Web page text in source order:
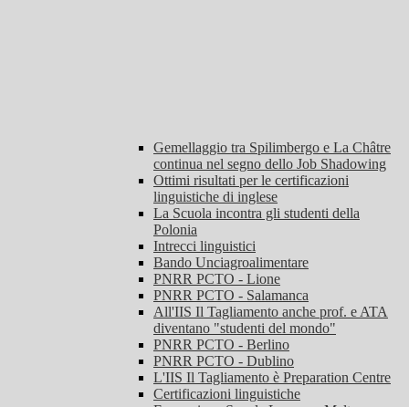
Gemellaggio tra Spilimbergo e La Châtre
continua nel segno dello Job Shadowing
Ottimi risultati per le certificazioni
linguistiche di inglese
La Scuola incontra gli studenti della
Polonia
Intrecci linguistici
Bando Unciagroalimentare
PNRR PCTO - Lione
PNRR PCTO - Salamanca
All'IIS Il Tagliamento anche prof. e ATA
diventano "studenti del mondo"
PNRR PCTO - Berlino
PNRR PCTO - Dublino
L'IIS Il Tagliamento è Preparation Centre
Certificazioni linguistiche